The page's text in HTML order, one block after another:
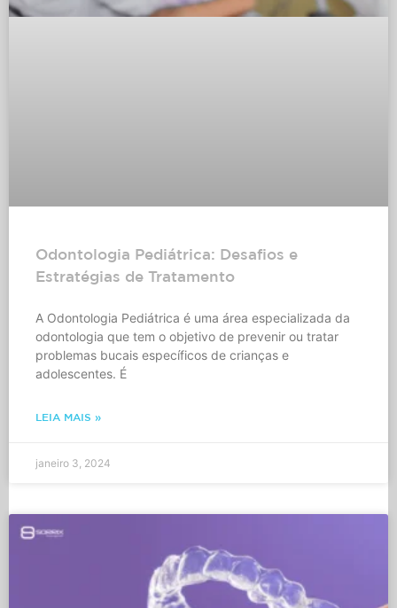
Odontologia Pediátrica: Desafios e
Estratégias de Tratamento
A Odontologia Pediátrica é uma área especializada da
odontologia que tem o objetivo de prevenir ou tratar
problemas bucais específicos de crianças e
adolescentes. É
LEIA MAIS »
janeiro 3, 2024